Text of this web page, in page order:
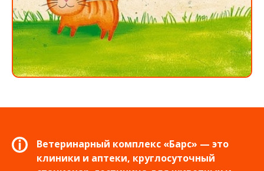
Ветеринарный комплекс «Барс» — это
клиники и аптеки, круглосуточный